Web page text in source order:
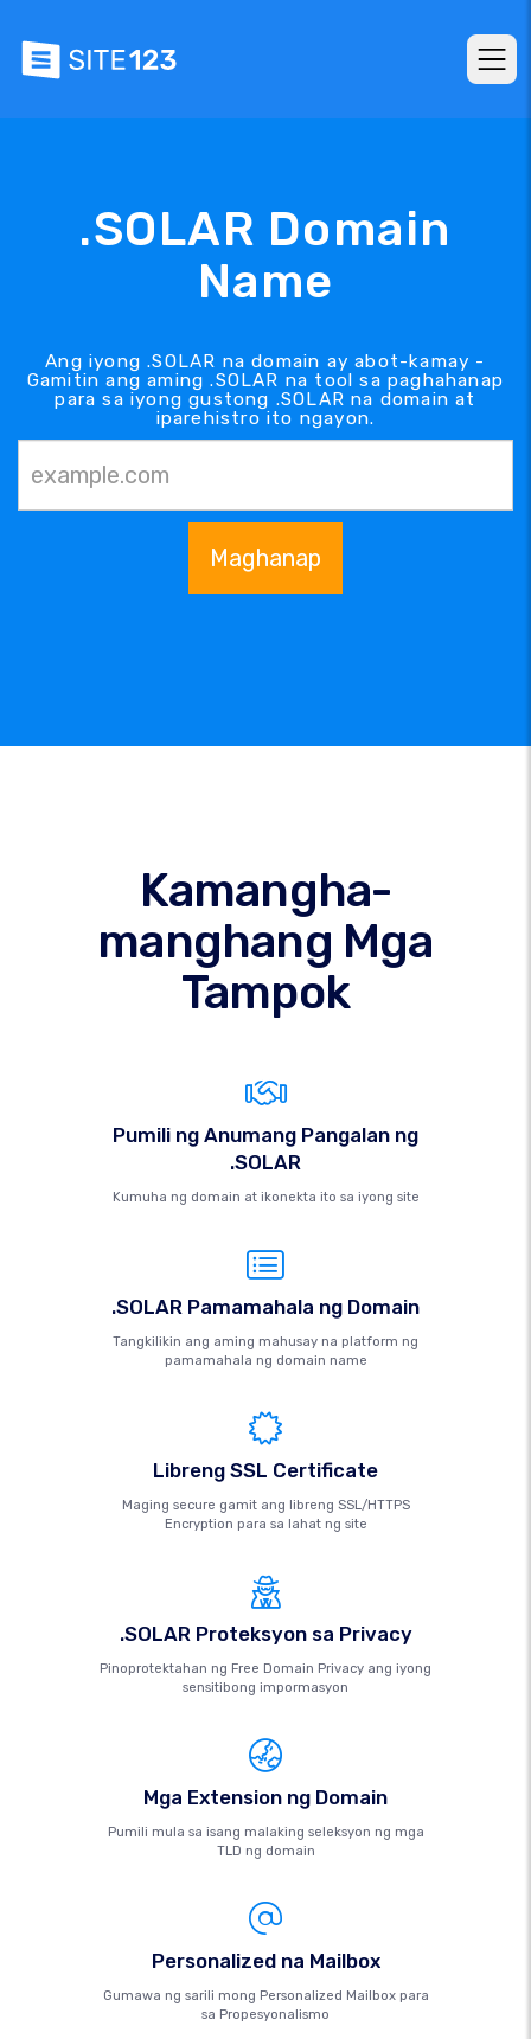
.SOLAR Domain
Name
Ang iyong .SOLAR na domain ay abot-kamay -
Gamitin ang aming .SOLAR na tool sa paghahanap
para sa iyong gustong .SOLAR na domain at
iparehistro ito ngayon.
Maghanap
Kamangha-
manghang Mga
Tampok
Pumili ng Anumang Pangalan ng
.SOLAR
Kumuha ng domain at ikonekta ito sa iyong site
.SOLAR Pamamahala ng Domain
Tangkilikin ang aming mahusay na platform ng
pamamahala ng domain name
Libreng SSL Certificate
Maging secure gamit ang libreng SSL/HTTPS
Encryption para sa lahat ng site
.SOLAR Proteksyon sa Privacy
Pinoprotektahan ng Free Domain Privacy ang iyong
sensitibong impormasyon
Mga Extension ng Domain
Pumili mula sa isang malaking seleksyon ng mga
TLD ng domain
Personalized na Mailbox
Gumawa ng sarili mong Personalized Mailbox para
sa Propesyonalismo